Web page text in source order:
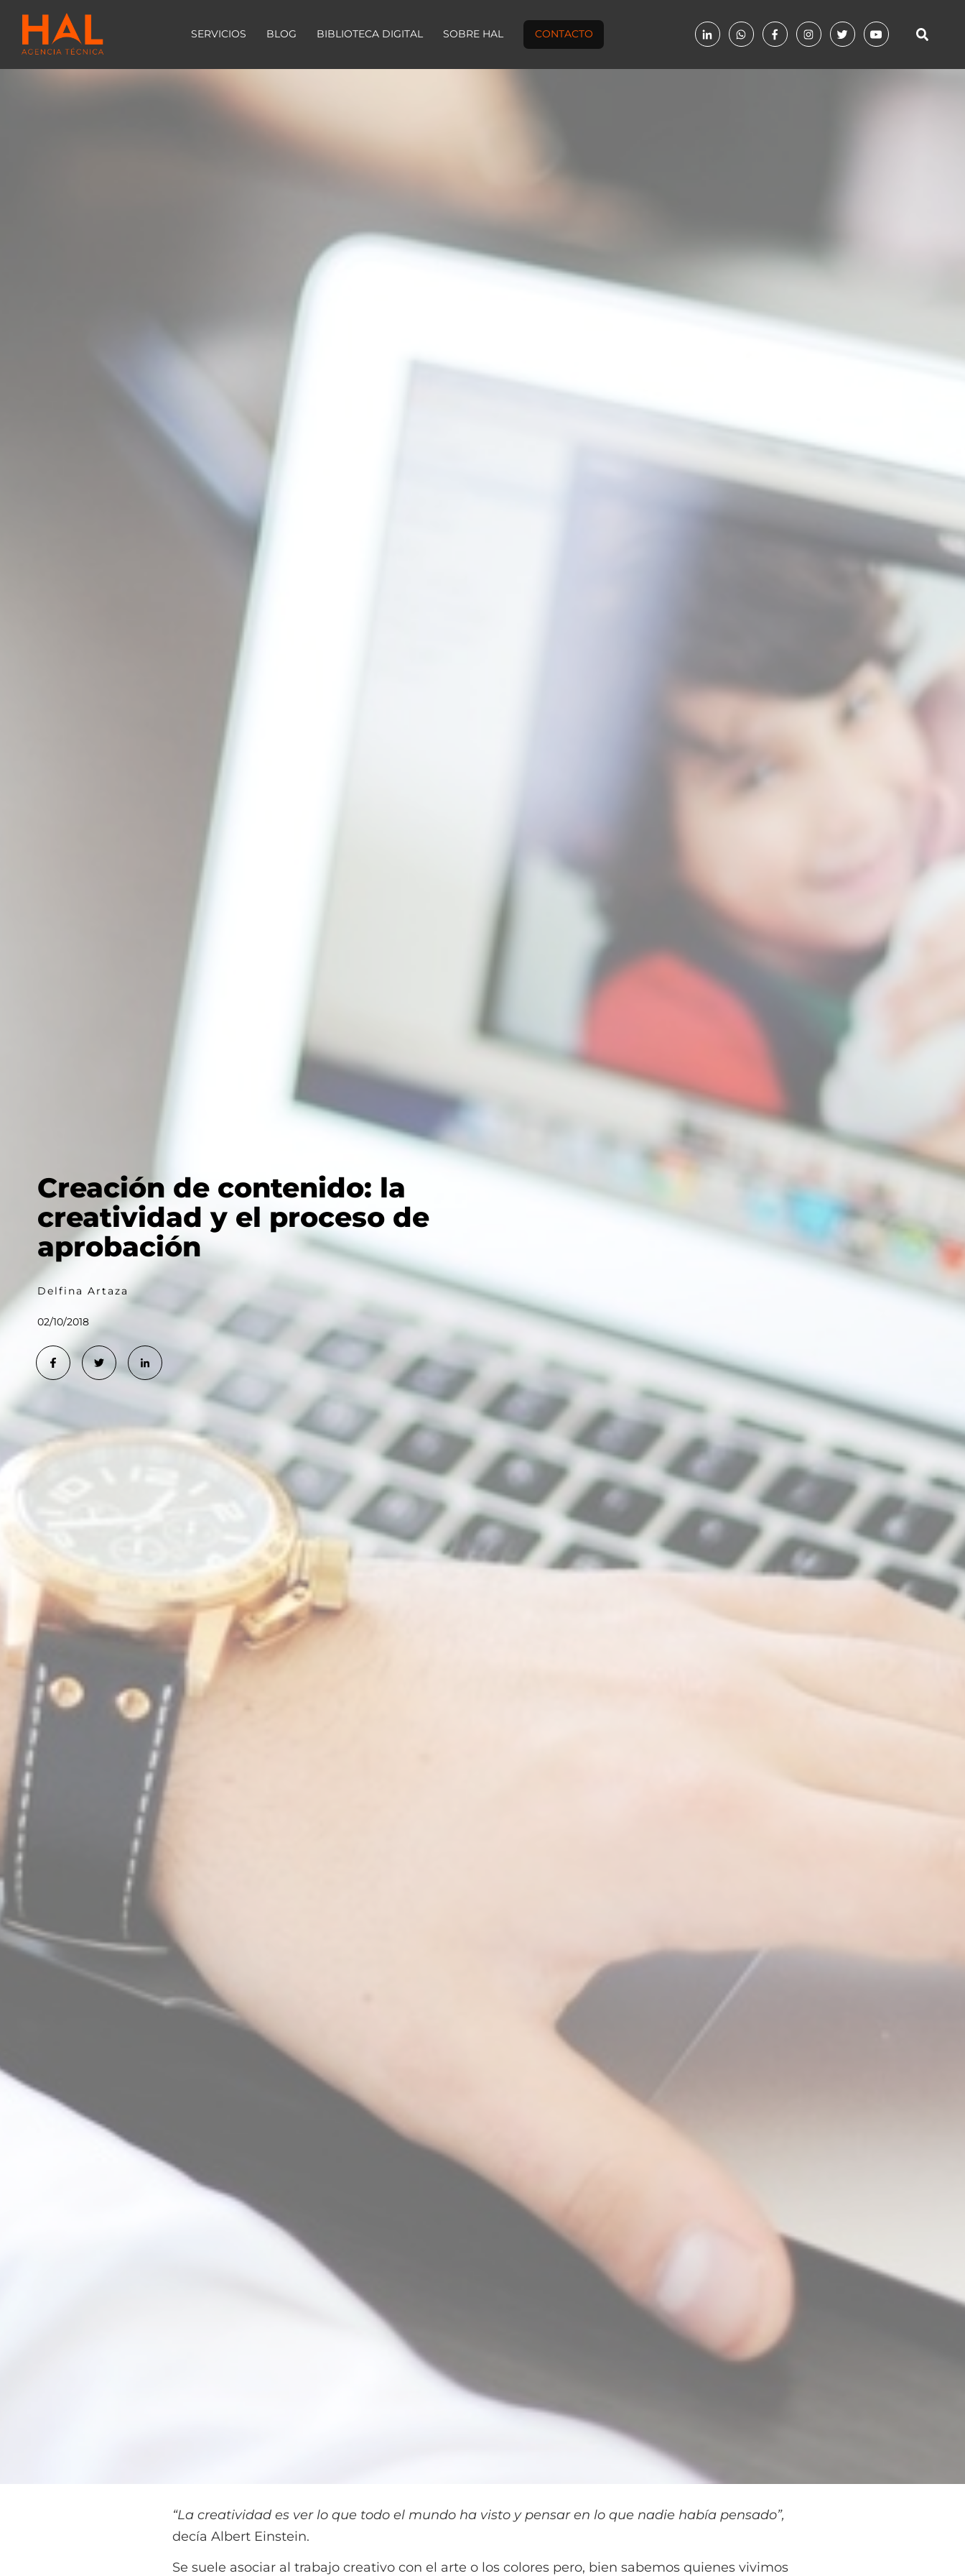
SERVICIOS BLOG BIBLIOTECA DIGITAL SOBRE HAL CONTACTO
Creación de contenido: la
creatividad y el proceso de
aprobación
Delfina Artaza
02/10/2018
“La creatividad es ver lo que todo el mundo ha visto y pensar en lo que nadie había pensado”,
decía Albert Einstein.
Se suele asociar al trabajo creativo con el arte o los colores pero, bien sabemos quienes vivimos